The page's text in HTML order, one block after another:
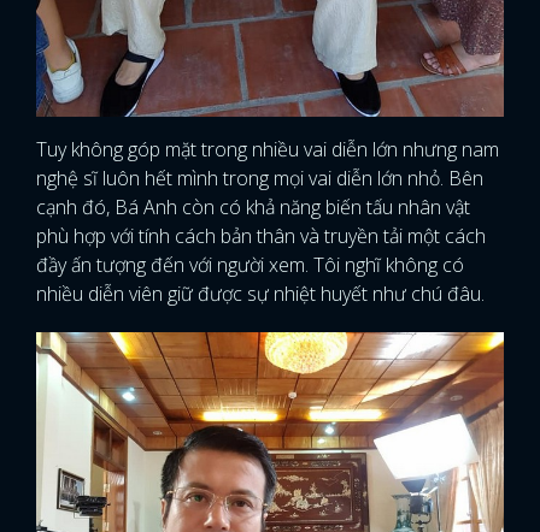
Tuy không góp mặt trong nhiều vai diễn lớn nhưng nam
nghệ sĩ luôn hết mình trong mọi vai diễn lớn nhỏ. Bên
cạnh đó, Bá Anh còn có khả năng biến tấu nhân vật
phù hợp với tính cách bản thân và truyền tải một cách
đầy ấn tượng đến với người xem. Tôi nghĩ không có
nhiều diễn viên giữ được sự nhiệt huyết như chú đâu.